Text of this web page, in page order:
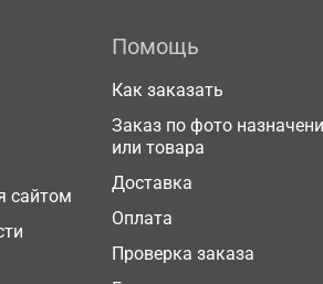
сайтом
Помощь
Как заказать
Заказ по фото
или товара
Доставка
Оплата
Проверка заказа